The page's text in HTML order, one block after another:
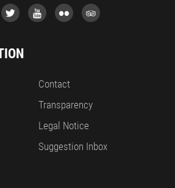
Contact
Transparency
Legal Notice
Suggestion Inbox